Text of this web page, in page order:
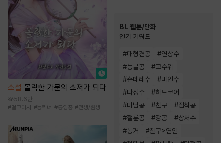
소설 몰락한 가문의 소저가 되다
58.6만
#걸크러시 #능력녀 #동양풍 #전생/환생
BL 웹툰/만화
인기 키워드
#대형견공 #연상수
#능글공 #고수위
#츤데레수 #미인수
#다정수 #하드코어
#미남공 #친구 #집착공
#절륜공 #강공 #상처수
#동거 #친구>연인